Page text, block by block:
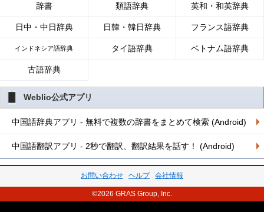
辞書 類語辞典 英和・和英辞典
日中・中日辞典 日韓・韓日辞典 フランス語辞典
インドネシア語辞典 タイ語辞典 ベトナム語辞典
古語辞典
Weblio公式アプリ
中国語辞典アプリ - 無料で複数の辞書をまとめて検索 (Android)
中国語翻訳アプリ - 2秒で翻訳、翻訳結果を話す！ (Android)
お問い合わせ ヘルプ 会社情報
©2026 GRAS Group, Inc.